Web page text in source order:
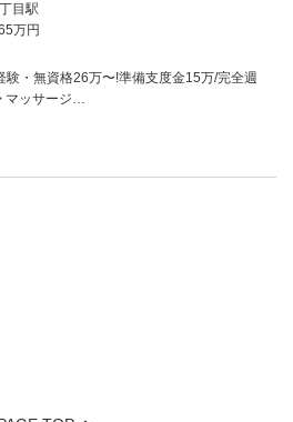
目駅
万円
験・無資格26万〜!準備支度金15万/完全週
マッサージ…